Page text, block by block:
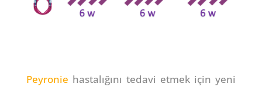
Peyronie hastalığını tedavi etmek için yeni